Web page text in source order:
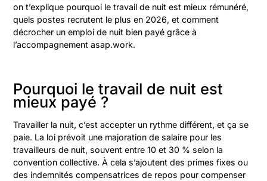
on t’explique pourquoi le travail de nuit est mieux rémunéré,
quels postes recrutent le plus en 2026, et comment
décrocher un emploi de nuit bien payé grâce à
l’accompagnement asap.work.
Pourquoi le travail de nuit est
mieux payé ?
Travailler la nuit, c’est accepter un rythme différent, et ça se
paie. La loi prévoit une majoration de salaire pour les
travailleurs de nuit, souvent entre 10 et 30 % selon la
convention collective. À cela s’ajoutent des primes fixes ou
des indemnités compensatrices de repos pour compenser